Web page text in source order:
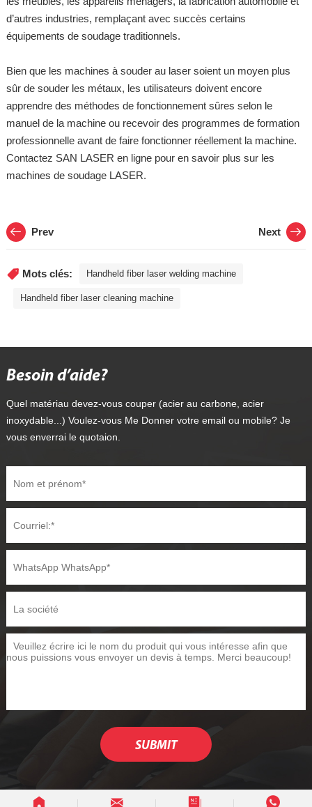
d’autres industries, remplaçant avec succès certains
équipements de soudage traditionnels.
Bien que les machines à souder au laser soient un moyen plus
sûr de souder les métaux, les utilisateurs doivent encore
apprendre des méthodes de fonctionnement sûres selon le
manuel de la machine ou recevoir des programmes de formation
professionnelle avant de faire fonctionner réellement la machine.
Contactez SAN LASER en ligne pour en savoir plus sur les
machines de soudage LASER.
Prev Next
Mots clés: Handheld fiber laser welding machine
Handheld fiber laser cleaning machine
Besoin d’aide?
Quel matériau devez-vous couper (acier au carbone, acier
inoxydable...) Voulez-vous Me Donner votre email ou mobile? Je
vous enverrai le quotaion.